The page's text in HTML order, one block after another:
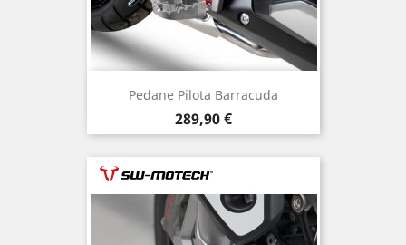
Pedane Pilota Barracuda
Prezzo
289,90 €